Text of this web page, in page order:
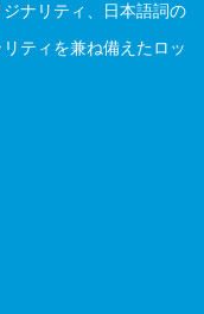
ナリティ、日本語詞の
ティを兼ね備えたロッ